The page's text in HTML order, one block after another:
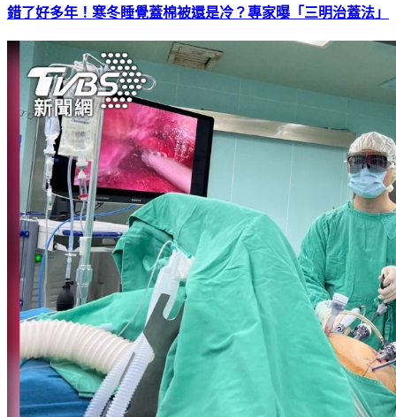
錯了好多年！寒冬睡覺蓋棉被還是冷？專家曝「三明治蓋法」